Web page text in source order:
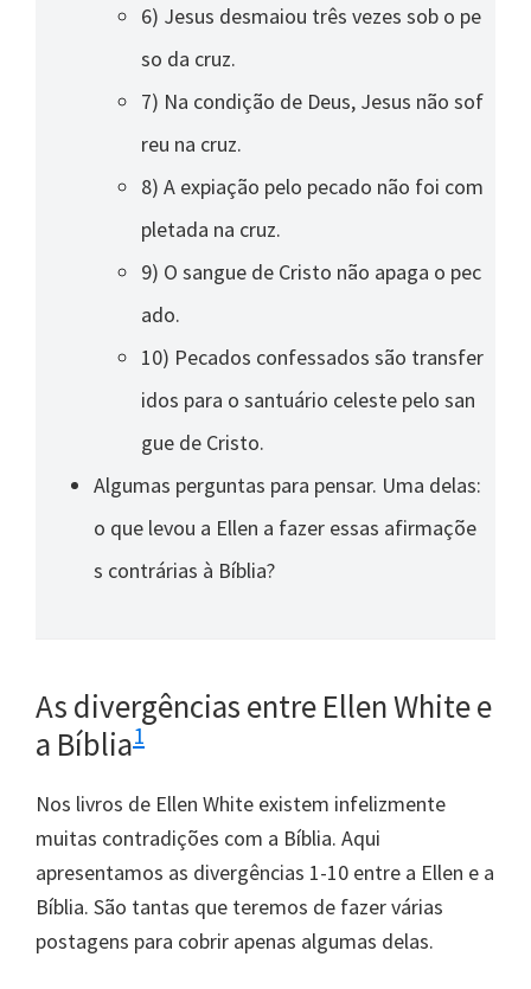
6) Jesus desmaiou três vezes sob o pe
so da cruz.
7) Na condição de Deus, Jesus não sof
reu na cruz.
8) A expiação pelo pecado não foi com
pletada na cruz.
9) O sangue de Cristo não apaga o pec
ado.
10) Pecados confessados são transfer
idos para o santuário celeste pelo san
gue de Cristo.
Algumas perguntas para pensar. Uma delas:
o que levou a Ellen a fazer essas afirmaçõe
s contrárias à Bíblia?
As divergências entre Ellen White e
a Bíblia1
Nos livros de Ellen White existem infelizmente
muitas contradições com a Bíblia. Aqui
apresentamos as divergências 1-10 entre a Ellen e a
Bíblia. São tantas que teremos de fazer várias
postagens para cobrir apenas algumas delas.